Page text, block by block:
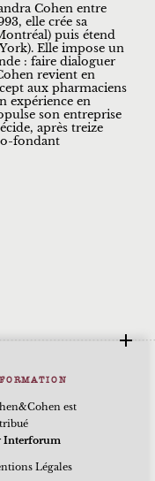
Cohen entre
elle crée sa
puis étend
Elle impose un
: faire dialoguer
revient en
aux pharmaciens
expérience en
son entreprise
après treize
fondant
est
Interforum
Légales